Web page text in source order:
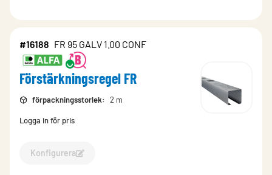
#16188 FR 95 GALV 1.00 CONF
Förstärkningsregel FR
förpackningsstorlek: 2 m
Logga in för pris
Konfigurera
Konfigurera Förstärkningsregel FR-16188